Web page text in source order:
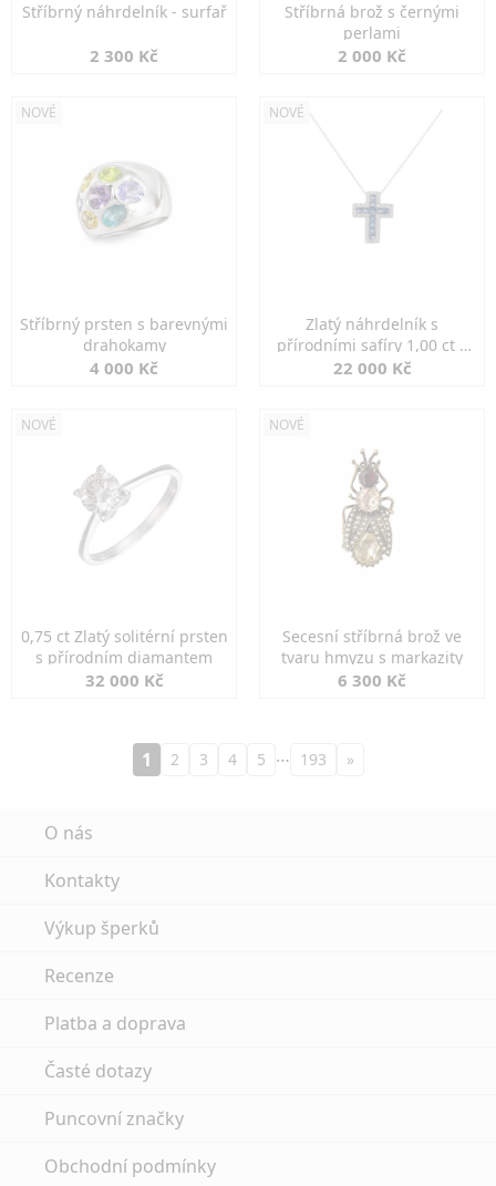
Stříbrný náhrdelník - surfař
2 300 Kč
Stříbrná brož s černými
perlami
2 000 Kč
NOVÉ
Stříbrný prsten s barevnými
drahokamy
4 000 Kč
NOVÉ
Zlatý náhrdelník s
přírodními safíry 1,00 ct a
diamanty
22 000 Kč
NOVÉ
0,75 ct Zlatý solitérní prsten
s přírodním diamantem
32 000 Kč
NOVÉ
Secesní stříbrná brož ve
tvaru hmyzu s markazity
6 300 Kč
1 2 3 4 5 … 193 »
O nás
Kontakty
Výkup šperků
Recenze
Platba a doprava
Časté dotazy
Puncovní značky
Obchodní podmínky